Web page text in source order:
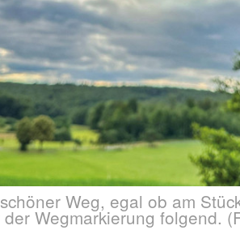
Weg, egal ob am
der Wegmarkierung folgend.